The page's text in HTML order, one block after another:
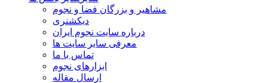
مشاهیر و بزرگان فضا و نجوم
دیکشنری
درباره سایت نجوم ایران
معرفی سایر سایت ها
تماس با ما
ابزارهای نجوم
ارسال مقاله